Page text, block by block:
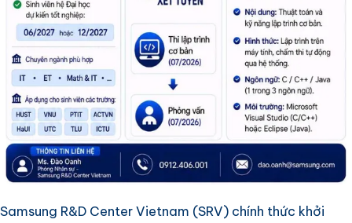
Samsung R&D Center Vietnam (SRV) chính thức khởi